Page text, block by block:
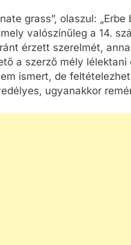
grass”, olaszul:
valószínűleg a 14.
érzett szerelmét,
a szerző mély lélektani
ismert, de
ugyanakkor